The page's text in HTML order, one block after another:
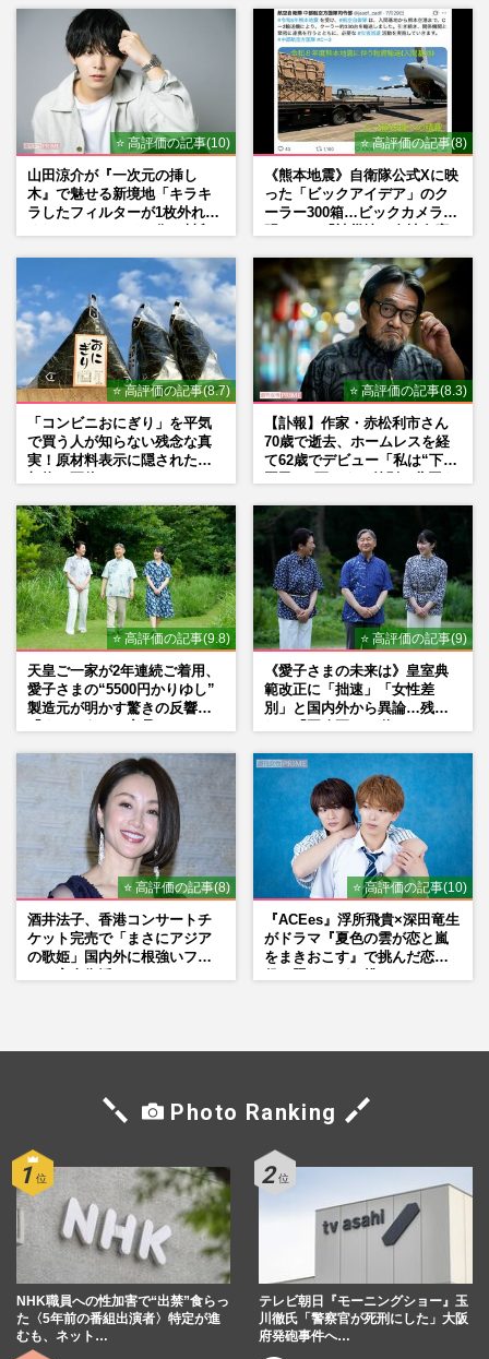
遠藤憲一が投稿したひな祭り画像に「いい
ね」の嵐、韓国で人気の“カチモリヘア”に
ギャップ萌えの女子多発
週刊女性PRIME 2025/3/5
遠藤憲一主演ドラマ『民王R』が全10話の
はずが8話で最終回…9年ぶり続編も視聴率
低迷で“2話短縮”の打ち切…
週刊女性2025年1月1日号 2024/12/17
遠藤憲一「正直怖すぎる」『民王』でのド
迫力“女装”が視聴者圧倒、63歳でも突飛な
キャラがハマるワケ
週刊女性PRIME 2024/12/4
⭐ 高評価の記事(10)
山田涼介が『一次元の挿し
木』で魅せる新境地「キラキ
ラしたフィルターが1枚外れて
⭐ 高評価の記事(8)
《熊本地震》自衛隊公式Xに映
った「ビックアイデア」のク
ーラー300箱…ビックカメラが
⭐ 高評価の記事(8.7)
「コンビニおにぎり」を平気
で買う人が知らない残念な真
実！原材料表示に隠された添
⭐ 高評価の記事(8.3)
【訃報】作家・赤松利市さん
70歳で逝去、ホームレスを経
て62歳でデビュー「私は“下級
⭐ 高評価の記事(9.8)
天皇ご一家が2年連続ご着用、
愛子さまの“5500円かりゆし”
製造元が明かす驚きの反響
⭐ 高評価の記事(9)
《愛子さまの未来は》皇室典
範改正に「拙速」「女性差
別」と国内外から異論…残さ
⭐ 高評価の記事(8)
酒井法子、香港コンサートチ
ケット完売で「まさにアジア
の歌姫」国内外に根強いファ
⭐ 高評価の記事(10)
『ACEes』浮所飛貴×深田竜生
がドラマ『夏色の雲が恋と嵐
をまきおこす』で挑んだ恋人
Photo Ranking
NHK職員への性加害で“出禁”食らっ
た〈5年前の番組出演者〉特定が進
むも、ネット…
テレビ朝日『モーニングショー』玉
川徹氏「警察官が死刑にした」大阪
府発砲事件へ…